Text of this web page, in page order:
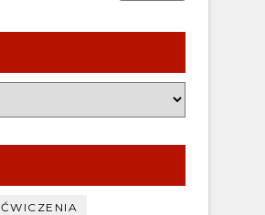
ĆWICZENIA